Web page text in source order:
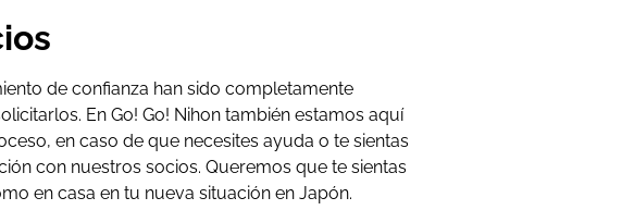
de confianza han sido completamente
En Go! Go! Nihon también estamos aquí
en caso de que necesites ayuda o te sientas
con nuestros socios. Queremos que te sientas
en casa en tu nueva situación en Japón.